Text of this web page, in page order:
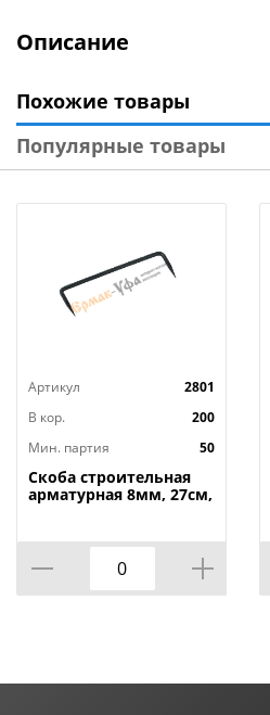
Описание
Похожие товары
Популярные товары
Артикул
2801
В кор.
200
Мин. партия
50
Скоба строительная
арматурная 8мм, 27см,